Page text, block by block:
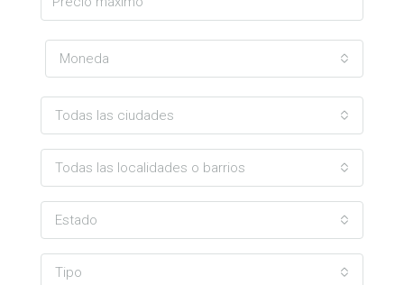
Moneda
Todas las ciudades
Todas las localidades o barrios
Estado
Tipo